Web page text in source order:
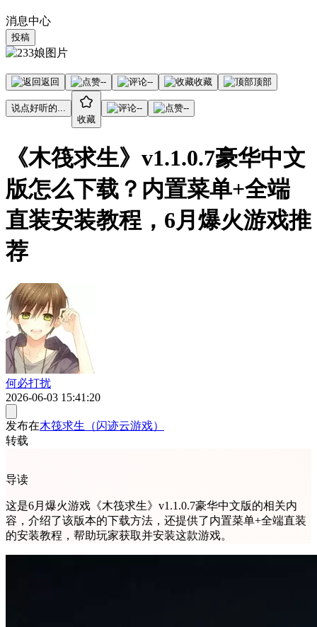
消息中心
投稿
返回 -- -- 收藏 顶部
说点好听的...
收藏
-- --
《木筏求生》v1.1.0.7豪华中文
版怎么下载？内置菜单+全端
直装安装教程，6月爆火游戏推
荐
何必打扰
2026-06-03 15:41:20
发布在木筏求生（闪迹云游戏）
转载
导读
这是6月爆火游戏《木筏求生》v1.1.0.7豪华中文版的相关内
容，介绍了该版本的下载方法，还提供了内置菜单+全端直装
的安装教程，帮助玩家获取并安装这款游戏。